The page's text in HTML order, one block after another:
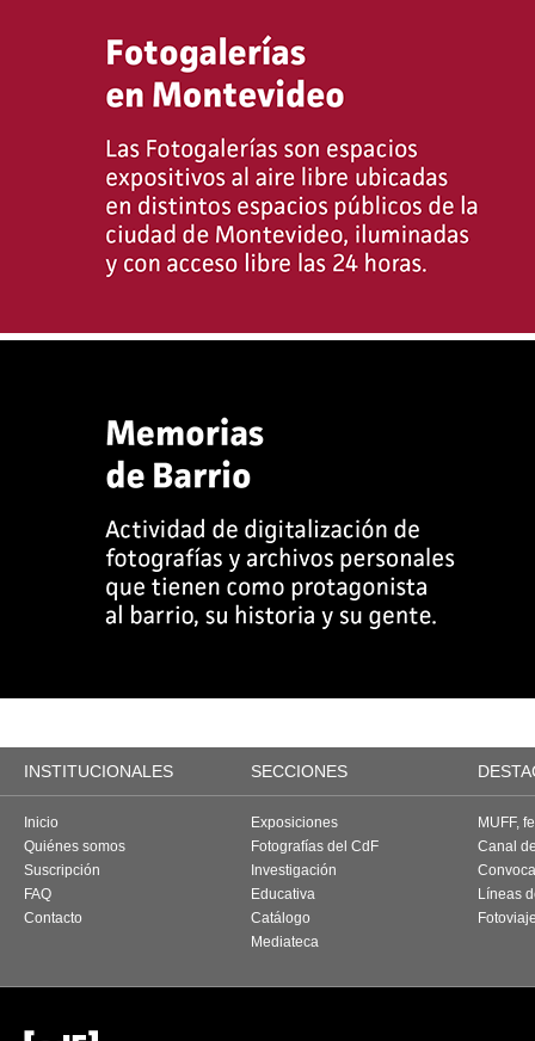
INSTITUCIONALES SECCIONES
Inicio
Quiénes somos
Suscripción
FAQ
Contacto
Exposiciones
Fotografías del CdF
Investigación
Educativa
Catálogo
Mediateca
MUFF,
Canal
Líneas